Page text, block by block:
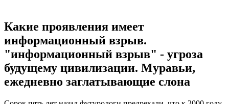
Какие проявления имеет
информационный взрыв.
"информационный взрыв" - угроза
будущему цивилизации. Муравьи,
ежедневно заглатывающие слона